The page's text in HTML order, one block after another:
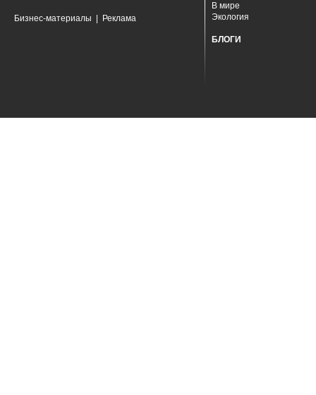
Бизнес-материалы Реклама
В мире
Экология
БЛОГИ